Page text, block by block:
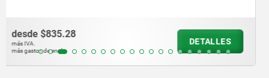
desde$78,685.32
más gastos de envío
DETALLES